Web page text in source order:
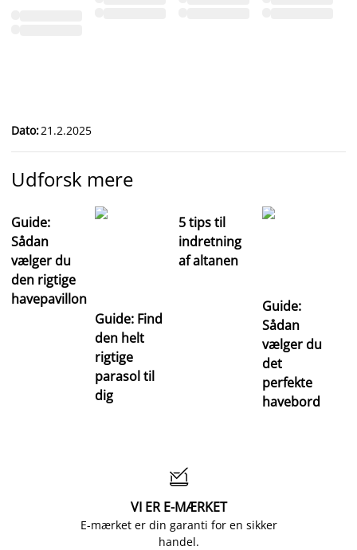
Dato:21.2.2025
Udforsk mere
Guide:
Sådan
vælger du
den rigtige
havepavillon
Guide: Find
den helt
rigtige
parasol til
dig
5 tips til
indretning
af altanen
Guide:
Sådan
vælger du
det
perfekte
havebord

VI ER E-MÆRKET
E-mærket er din garanti for en sikker
handel.